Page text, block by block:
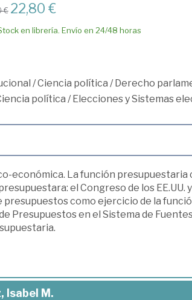
€ 22,80 €
en librería. Envío en 24/48 horas
/Ciencia política /Derecho
política /Elecciones y Sistemas
económica. La función presupuestaria
el Congreso de los EE.UU.
presupuestos como ejercicio de la
Presupuestos en el Sistema de
Isabel M.